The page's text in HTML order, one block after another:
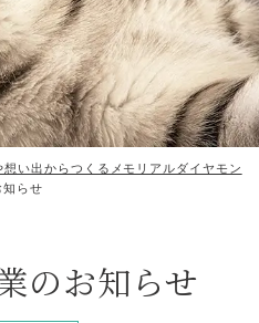
い出からつくるメモリアルダイヤモン
知らせ
のお知らせ